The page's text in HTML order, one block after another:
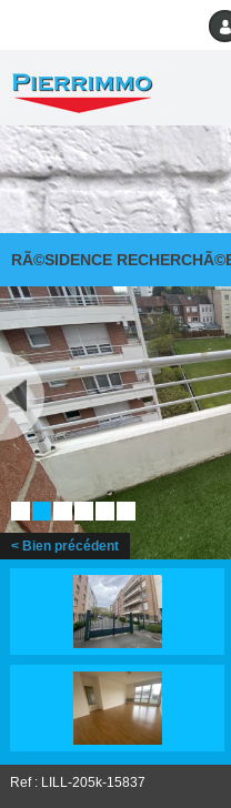
> RÃ©SIDENCE
RETOUR A LA
RÃ©SIDENCE
< Bien précédent
Ref : LILL-205k-15837